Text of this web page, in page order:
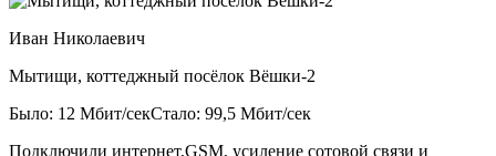
Иван Николаевич
Мытищи, коттеджный посёлок Вёшки-2
Было: 12 Мбит/секСтало: 99,5 Мбит/сек
Подключили интернет,GSM, усиление сотовой связи и